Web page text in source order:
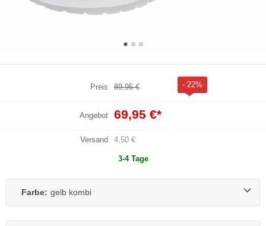
Preis 89,95 € - 22%
Angebot 69,95 €*
Versand 4,50 €
3-4 Tage
Farbe: gelb kombi